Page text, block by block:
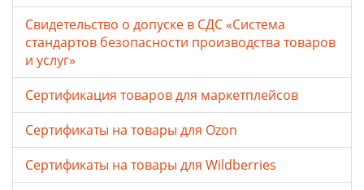
Свидетельство о допуске в СДС «Система
стандартов безопасности производства товаров
и услуг»
Сертификация товаров для маркетплейсов
Cертификаты на товары для Ozon
Cертификаты на товары для Wildberries